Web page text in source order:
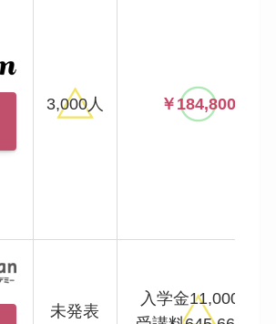
3,000人 ￥184,800
未発表
入学金11,000円